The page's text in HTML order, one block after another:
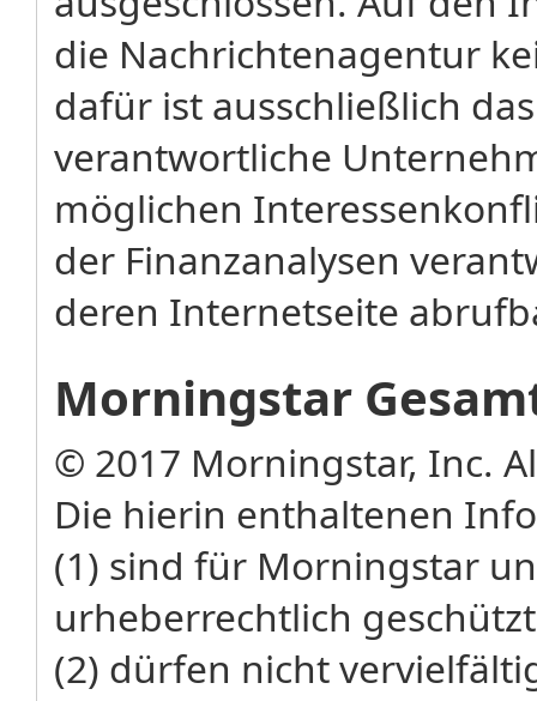
die Nachrichtenagentur
dafür ist ausschließlich
verantwortliche
möglichen
der Finanzanalysen
deren Internetseite
Morningstar
© 2017 Morningstar, Inc.
Die hierin enthaltenen
(1) sind für Morningstar
urheberrechtlich
(2) dürfen nicht